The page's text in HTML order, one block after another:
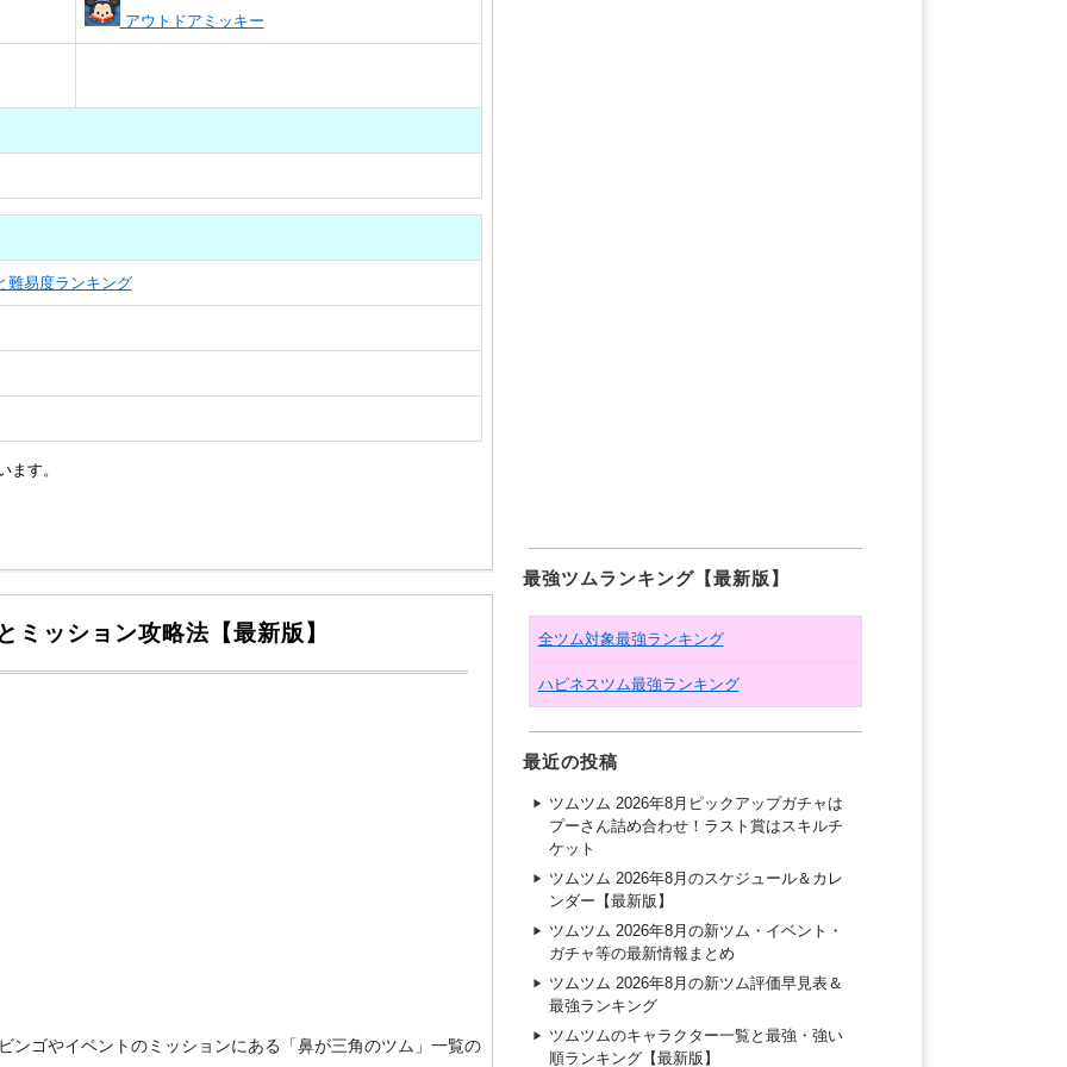
アウトドアミッキー
難易度ランキング
す。
ミッション攻略法【最新版】
ンゴやイベントのミッションにある「鼻が三角のツム」一覧の
最強ツムランキング【最新版】
全ツム対象最強ランキング
ハピネスツム最強ランキング
最近の投稿
ツムツム 2026年8月ピックアップガチャは
プーさん詰め合わせ！ラスト賞はスキルチ
ケット
ツムツム 2026年8月のスケジュール＆カレ
ンダー【最新版】
ツムツム 2026年8月の新ツム・イベント・
ガチャ等の最新情報まとめ
ツムツム 2026年8月の新ツム評価早見表＆
最強ランキング
ツムツムのキャラクター一覧と最強・強い
順ランキング【最新版】